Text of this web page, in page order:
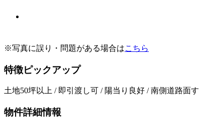
※写真に誤り・問題がある場合はこちら
特徴ピックアップ
土地50坪以上 / 即引渡し可 / 陽当り良好 / 南側道路面
物件詳細情報